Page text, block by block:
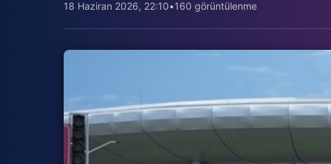
18 Haziran 2026, 22:10•160 görüntülenme